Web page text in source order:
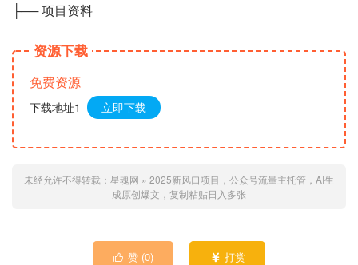
├── 项目资料
资源下载
免费资源
下载地址1 立即下载
未经允许不得转载： 星魂网 » 2025新风口项目，公众号流量主托管，AI生
成原创爆文，复制粘贴日入多张
 赞 (0)  打赏